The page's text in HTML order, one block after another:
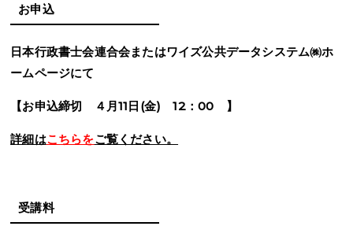
お申込
日本行政書士会連合会またはワイズ公共データシステム㈱ホ
ームページにて
【お申込締切 ４月11日(金) 12：00 】
詳細はこちらをご覧ください。
受講料